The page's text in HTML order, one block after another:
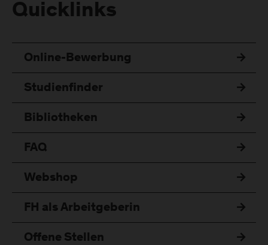
Quicklinks
Online-Bewerbung
Studienfinder
Bibliotheken
FAQ
Webshop
FH als Arbeitgeberin
Offene Stellen